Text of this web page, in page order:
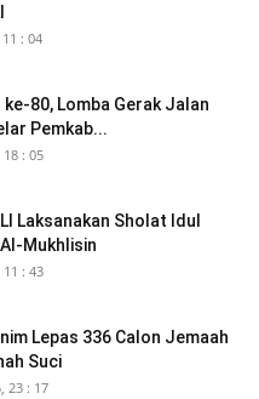
: 04
ke-80, Lomba Gerak Jalan
Pemkab...
: 05
Laksanakan Sholat Idul
Mukhlisin
11 : 43
Lepas 336 Calon Jemaah
Suci
23 : 17